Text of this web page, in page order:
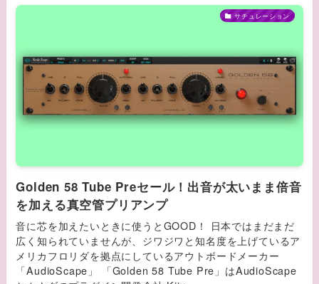
サチュレーション
Golden 58 Tube Preセール！出音が太いまま倍音
を加える真空管プリアンプ
音に芯を加えたいときに使うとGOOD！ 日本ではまだまだ
広く知られていませんが、ジワジワと知名度を上げているア
メリカフロリダを拠点にしているアウトボードメーカー
「AudioScape」 「Golden 58 Tube Pre」はAudioScape